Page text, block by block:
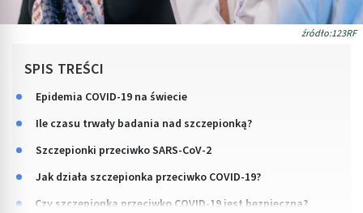
źródło:123RF
SPIS TREŚCI
Epidemia COVID-19 na świecie
Ile czasu trwały badania nad szczepionką?
Szczepionki przeciwko SARS-CoV-2
Jak działa szczepionka przeciwko COVID-19?
Czy szczepionka przeciwko COVID-19 jest bezpieczna?